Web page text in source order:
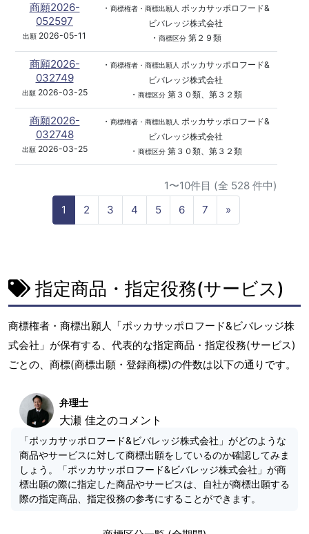
商願2026-
052597
出願 2026-05-11
・ 商標権者・商標出願人 ポッカサッポロフード&
ビバレッジ株式会社
・ 商標区分第２９類
商願2026-
032749
出願2026-03-25
・ 商標権者・商標出願人 ポッカサッポロフード&
ビバレッジ株式会社
・ 商標区分第３０類、第３２類
商願2026-
032748
出願2026-03-25
・ 商標権者・商標出願人 ポッカサッポロフード&
ビバレッジ株式会社
・ 商標区分第３０類、第３２類
1〜10件目 (全 528 件中)
1
2 3 4 5 6 7 »
e
指定商品・指定役務(サービス)
商標権者・商標出願人「ポッカサッポロフード&ビバレッジ株
式会社」が保有する、代表的な指定商品・指定役務(サービス)
ごとの、商標(商標出願・登録商標)の件数は以下の通りです。
弁理士
大瀬 佳之のコメント
「ポッカサッポロフード&ビバレッジ株式会社」がどのような
商品やサービスに対して商標出願をしているのか確認してみま
しょう。「ポッカサッポロフード&ビバレッジ株式会社」が商
標出願の際に指定した商品やサービスは、自社が商標出願する
際の指定商品、指定役務の参考にすることができます。